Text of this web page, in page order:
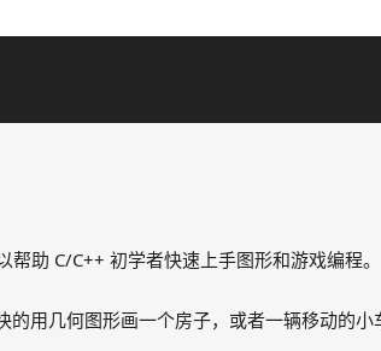
帮助 C/C++ 初学者快速上手图形和游戏编程。
的用几何图形画一个房子，或者一辆移动的